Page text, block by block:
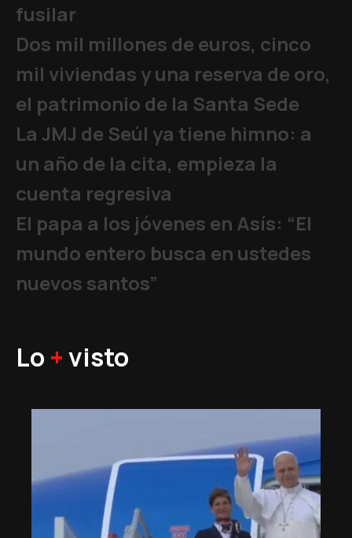
fusilar
Dos mil millones de euros, cinco
mil viviendas y una reserva de oro,
el patrimonio de la Santa Sede
La JMJ de Seúl ya tiene himno: a
un año de la cita, empieza la
cuenta regresiva
El papa a los jóvenes en Asís: “El
mundo entero busca en ustedes
nuevos santos”
Lo +visto